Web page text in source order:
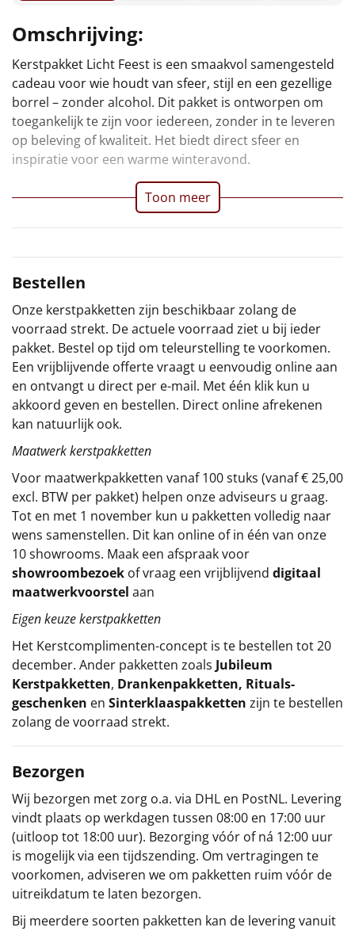
Deken (fleece plaid)
Alle artikelen
Overige
Ideeën
Personeel
Particulier
Kerstgeschenken 2026
Relatiegeschenken
Cadeaubon
Alle overige
Omschrijving:
Kerstpakket Licht Feest is een smaakvol samengesteld
cadeau voor wie houdt van sfeer, stijl en een gezellige
borrel – zonder alcohol. Dit pakket is ontworpen om
toegankelijk te zijn voor iedereen, zonder in te leveren
op beleving of kwaliteit. Het biedt direct sfeer en
inspiratie voor een warme winteravond.
Toon meer
Bestellen
Onze kerstpakketten zijn beschikbaar zolang de
voorraad strekt. De actuele voorraad ziet u bij ieder
pakket. Bestel op tijd om teleurstelling te voorkomen.
Een vrijblijvende offerte vraagt u eenvoudig online aan
en ontvangt u direct per e-mail. Met één klik kun u
akkoord geven en bestellen. Direct online afrekenen
kan natuurlijk ook.
Maatwerk kerstpakketten
Voor maatwerkpakketten vanaf 100 stuks (vanaf € 25,00
excl. BTW per pakket) helpen onze adviseurs u graag.
Tot en met 1 november kun u pakketten volledig naar
wens samenstellen. Dit kan online of in één van onze
10 showrooms. Maak een afspraak voor
showroombezoek of vraag een vrijblijvend digitaal
maatwerkvoorstel aan
Eigen keuze kerstpakketten
Het Kerstcomplimenten-concept is te bestellen tot 20
december. Ander pakketten zoals Jubileum
Kerstpakketten, Drankenpakketten, Rituals-
geschenken en Sinterklaaspakketten zijn te bestellen
zolang de voorraad strekt.
Bezorgen
Wij bezorgen met zorg o.a. via DHL en PostNL. Levering
vindt plaats op werkdagen tussen 08:00 en 17:00 uur
(uitloop tot 18:00 uur). Bezorging vóór of ná 12:00 uur
is mogelijk via een tijdszending. Om vertragingen te
voorkomen, adviseren we om pakketten ruim vóór de
uitreikdatum te laten bezorgen.
Bij meerdere soorten pakketten kan de levering vanuit